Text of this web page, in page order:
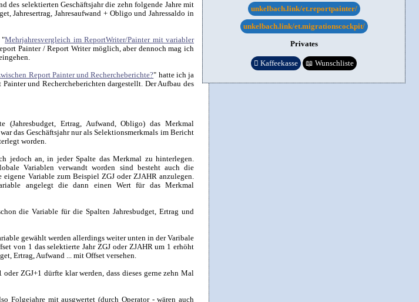
des selektierten Geschäftsjahr die zehn folgende Jahre mit
Jahresertrag, Jahresaufwand + Obligo und Jahressaldo in
"Mehrjahresvergleich im ReportWriter/Painter mit variabler
Painter / Report Writer möglich, aber dennoch mag ich
Report Painter und Rechercheberichte?" hatte ich ja
und Rechercheberichten dargestellt. Der Aufbau des
Ertrag, Aufwand, Obligo) das Merkmal
das Geschäftsjahr nur als Selektionsmerkmals im Bericht
worden.
jedoch an, in jeder Spalte das Merkmal zu hinterlegen.
Variablen verwandt worden sind besteht auch die
Variable zum Beispiel ZGJ oder ZJAHR anzulegen.
angelegt die dann einen Wert für das Merkmal
die Variable für die Spalten Jahresbudget, Ertrag und
gewählt werden allerdings weiter unten in der Varibale
von 1 das selektierte Jahr ZGJ oder ZJAHR um 1 erhöht
Ertrag, Aufwand ... mit Offset versehen.
ZGJ+1 dürfte klar werden, dass dieses gerne zehn Mal
Folgejahre mit ausgwertet (durch Operator - wären auch
unkelbach.link/et.reportpainter/
unkelbach.link/et.migrationscockpit/
Privates
 Kaffeekasse 📖 Wunschliste